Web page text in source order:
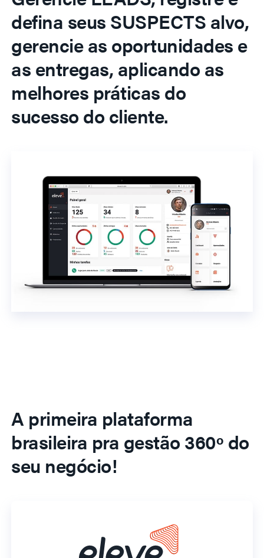
defina seus SUSPECTS alvo,
gerencie as oportunidades e
as entregas, aplicando as
melhores práticas do
sucesso do cliente.
A primeira plataforma
brasileira pra gestão 360º do
seu negócio!